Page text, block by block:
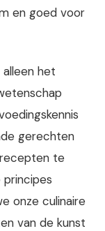
en goed voor
alleen het
gerechten
te
onze culinaire
van de kunst